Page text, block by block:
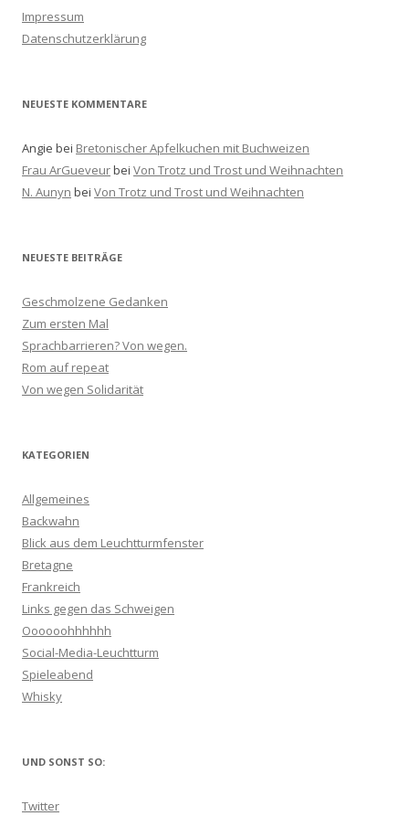
n
a
:
Impressum
Datenschutzerklärung
NEUESTE KOMMENTARE
Angie bei Bretonischer Apfelkuchen mit Buchweizen
Frau ArGueveurbei Von Trotz und Trost und Weihnachten
N. Aunyn bei Von Trotz und Trost und Weihnachten
NEUESTE BEITRÄGE
Geschmolzene Gedanken
Zum ersten Mal
Sprachbarrieren? Von wegen.
Rom auf repeat
Von wegen Solidarität
KATEGORIEN
Allgemeines
Backwahn
Blick aus dem Leuchtturmfenster
Bretagne
Frankreich
Links gegen das Schweigen
Oooooohhhhhh
Social-Media-Leuchtturm
Spieleabend
Whisky
UND SONST SO:
Twitter